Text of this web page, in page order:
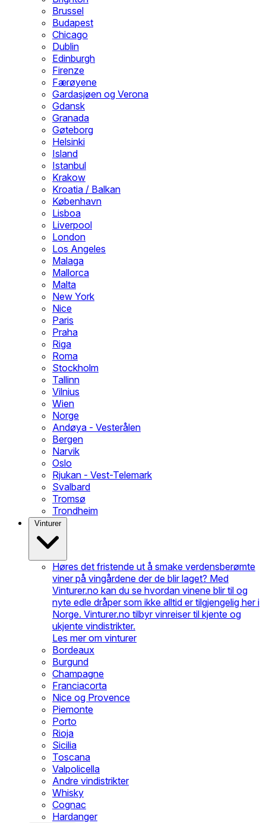
Brussel
Budapest
Chicago
Dublin
Edinburgh
Firenze
Færøyene
Gardasjøen og Verona
Gdansk
Granada
Gøteborg
Helsinki
Island
Istanbul
Krakow
Kroatia / Balkan
København
Lisboa
Liverpool
London
Los Angeles
Malaga
Mallorca
Malta
New York
Nice
Paris
Praha
Riga
Roma
Stockholm
Tallinn
Vilnius
Wien
Norge
Andøya - Vesterålen
Bergen
Narvik
Oslo
Rjukan - Vest-Telemark
Svalbard
Tromsø
Trondheim
Vinturer
Høres det fristende ut å smake verdensberømte
viner på vingårdene der de blir laget? Med
Vinturer.no kan du se hvordan vinene blir til og
nyte edle dråper som ikke alltid er tilgjengelig her i
Norge. Vinturer.no tilbyr vinreiser til kjente og
ukjente vindistrikter.
Les mer om vinturer
Bordeaux
Burgund
Champagne
Franciacorta
Nice og Provence
Piemonte
Porto
Rioja
Sicilia
Toscana
Valpolicella
Andre vindistrikter
Whisky
Cognac
Hardanger